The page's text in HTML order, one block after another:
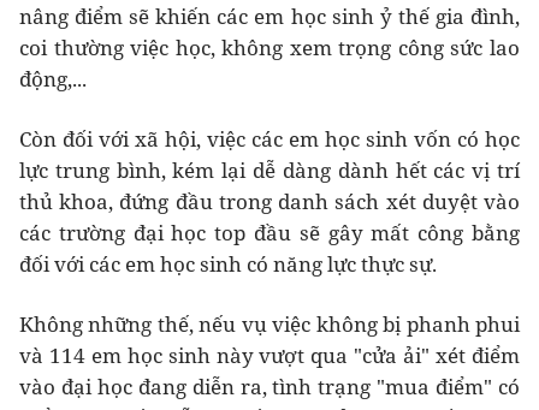
nâng điểm sẽ khiến các em học sinh ỷ thế gia đình,
coi thường việc học, không xem trọng công sức lao
động,...
Còn đối với xã hội, việc các em học sinh vốn có học
lực trung bình, kém lại dễ dàng dành hết các vị trí
thủ khoa, đứng đầu trong danh sách xét duyệt vào
các trường đại học top đầu sẽ gây mất công bằng
đối với các em học sinh có năng lực thực sự.
Không những thế, nếu vụ việc không bị phanh phui
và 114 em học sinh này vượt qua "cửa ải" xét điểm
vào đại học đang diễn ra, tình trạng "mua điểm" có